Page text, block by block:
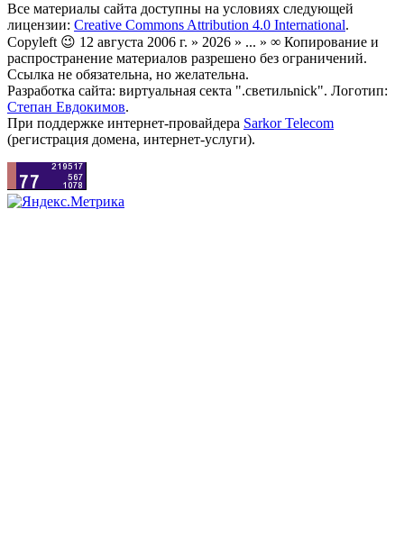
Все материалы сайта доступны на условиях следующей
лицензии: Creative Commons Attribution 4.0 International.
Copyleft 😉 12 августа 2006 г. » 2026 » ... » ∞ Копирование и
распространение материалов разрешено без ограничений.
Ссылка не обязательна, но желательна.
Разработка сайта: виртуальная секта ".светильnick". Логотип:
Степан Евдокимов.
При поддержке интернет-провайдера Sarkor Telecom
(регистрация домена, интернет-услуги).